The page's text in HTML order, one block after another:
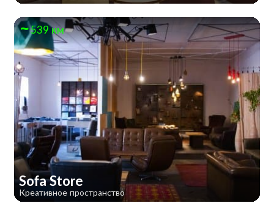
539 км
Sofa Store
Креативное пространство